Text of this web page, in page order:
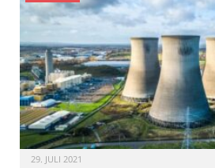
29. JULI 2021